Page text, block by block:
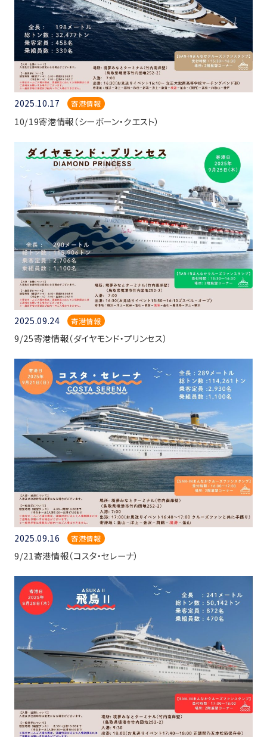
2025.10.17 寄港情報
10/19寄港情報（シーボーン・クエスト）
2025.09.24 寄港情報
9/25寄港情報（ダイヤモンド・プリンセス）
2025.09.16 寄港情報
9/21寄港情報（コスタ・セレーナ）